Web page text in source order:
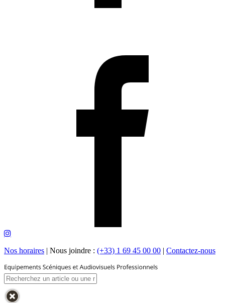
Nos horaires | Nous joindre : (+33) 1 69 45 00 00 | Contactez-nous